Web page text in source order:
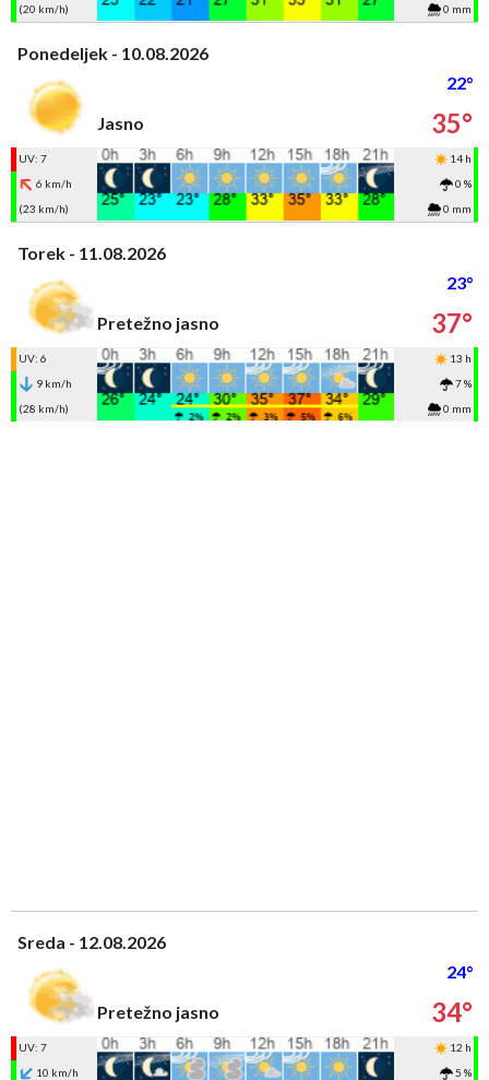
(20 km/h)
0 mm
Ponedeljek - 10.08.2026
22°
Jasno
35°
UV: 7
14 h
6 km/h
0 %
(23 km/h)
0 mm
Torek - 11.08.2026
23°
Pretežno jasno
37°
UV: 6
13 h
9 km/h
7 %
(28 km/h)
0 mm
Sreda - 12.08.2026
24°
Pretežno jasno
34°
UV: 7
12 h
10 km/h
5 %